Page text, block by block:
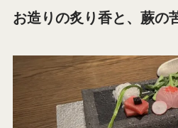
お造りの炙り香と、蕨の